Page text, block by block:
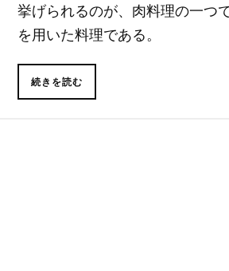
挙げられるのが、肉料理の一つ
を用いた料理である。
続きを読む